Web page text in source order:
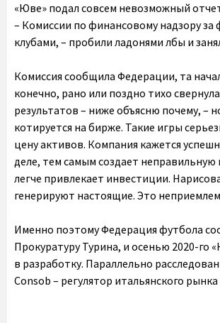
«Юве» подал совсем невозможный
– Комиссии по финансовому надзору
клубами, – пробили ладонями лбы и
Комиссия сообщила Федерации, та
конечно, рано или поздно тихо
результатов – ниже объясню почему, –
котируется на бирже. Такие игры
цену активов. Компания кажется
деле, тем самым создает неправильную
легче привлекает инвестиции.
генерируют настоящие. Это
Именно поэтому Федерация футбола
Прокуратуру Турина, и осенью 2020-го
в разработку. Параллельно
Consob – регулятор итальянского